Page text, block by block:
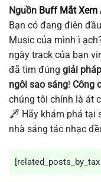
Nguồn Buff Mắt Xem
Bạn có đang điên
Music của mình ì
ngày track của bạn
đã tìm đúng giải pháp
ngôi sao sáng! Công
chúng tôi chính là át
Hãy khám phá tại
nhà sáng tác nhạc